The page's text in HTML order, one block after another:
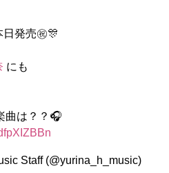
日発売㊗️🎊
にも
曲は？？🎧
Staff (@yurina_h_music)